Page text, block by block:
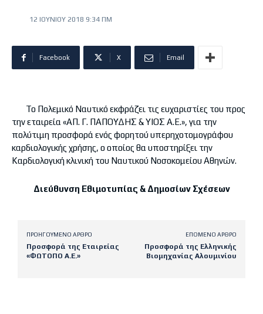
12 ΙΟΥΝΊΟΥ 2018 9:34 ΠΜ
Facebook X Email
Το Πολεμικό Ναυτικό εκφράζει τις ευχαριστίες του προς
την εταιρεία «ΑΠ. Γ. ΠΑΠΟΥΔΗΣ & ΥΙΟΣ Α.Ε.», για την
πολύτιμη προσφορά ενός φορητού υπερηχοτομογράφου
καρδιολογικής χρήσης, ο οποίος θα υποστηρίξει την
Καρδιολογική κλινική του Ναυτικού ΝοσοκομείουΑθηνών.
Διεύθυνση Εθιμοτυπίας & Δημοσίων Σχέσεων
ΠΡΟΗΓΟΎΜΕΝΟ ΆΡΘΡΟ
Προσφορά της Εταιρείας
«ΦΩΤΟΠΟ Α.Ε.»
ΕΠΌΜΕΝΟ ΆΡΘΡΟ
Προσφορά της Ελληνικής
Βιομηχανίας Αλουμινίου